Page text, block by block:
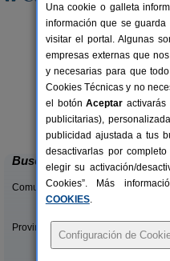
Alojamiento
Ezcaray (La
Buscar
Comunidades:
Provincias/Islas:
Una cookie o galleta
información que se
visitar el portal. Algunas
empresas externas que
y necesarias para que
Cookies Técnicas y no
el botónAceptar
publicitarias),
publicidad ajustada a tus
desactivarlas por
elegir su activación/
Cookies”. Más
COOKIES.